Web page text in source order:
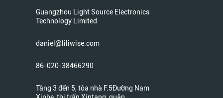
Guangzhou Light Source Electronics
Technology Limited
daniel@liliwise.com
86-020-38466290
Tầng 3 đến 5, tòa nhà F.5Đường Nam